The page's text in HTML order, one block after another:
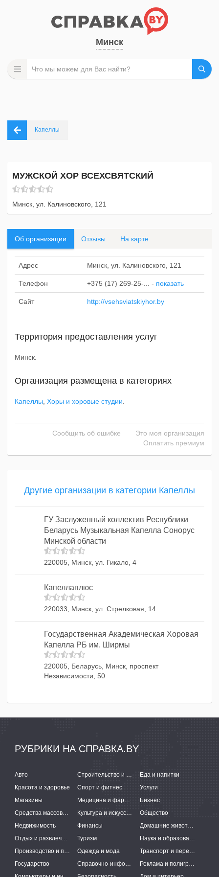
Минск
Капеллы
МУЖСКОЙ ХОР ВСЕХСВЯТСКИЙ
Минск, ул. Калиновского, 121
Об организации Отзывы На карте
Адрес Минск, ул. Калиновского, 121
Телефон +375 (17) 269-25-... - показать
Сайт http://vsehsviatskiyhor.by
Территория предоставления услуг
Минск.
Организация размещена в категориях
Капеллы Хоры и хоровые студии
Сообщить об ошибке
Это моя организация
Оплатить премиум
Другие организации в категории Капеллы
ГУ Заслуженный коллектив Республики
Беларусь Музыкальная Капелла Сонорус
Минской области
220005, Минск, ул. Гикало, 4
Капеллаплюс
220033, Минск, ул. Стрелковая, 14
Государственная Академическая Хоровая
Капелла РБ им. Ширмы
220005, Беларусь, Минск, проспект
Независимости, 50
РУБРИКИ НА СПРАВКА.BY
Авто Строительство и ремонт
Еда и напитки
Красота и здоровье
Спорт и фитнес
Услуги
Магазины
Медицина и фармацевтика
Бизнес
Средства массовой информации
Культура и искусство
Общество
Недвижимость
Финансы
Домашние животные
Отдых и развлечения
Туризм
Наука и образование
Производство и поставки
Одежда и мода
Транспорт и перевозки
Государство
Справочно-информационные системы
Реклама и полиграфия